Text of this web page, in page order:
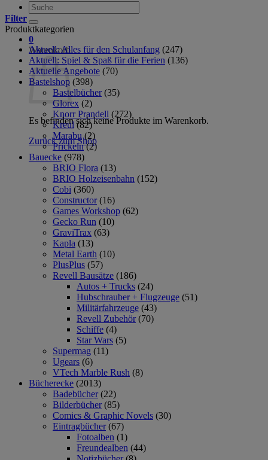
Suche
nach:
0
Warenkorb
Es befinden sich keine Produkte im Warenkorb.
Zurück zum Shop
Filter
Produktkategorien
Aktuell: Alles für den Schulanfang (247)
Aktuell: Spiel & Spaß für die Ferien (136)
Aktuelle Angebote (70)
Bastelshop (398)
Bastelbücher (35)
Glorex (2)
Knorr Prandell (272)
Kreul (82)
Marabu (2)
Prickeln (2)
Bauecke (978)
BRIO Flora (13)
BRIO Holzeisenbahn (152)
Cobi (360)
Constructor (16)
Games Workshop (62)
Gecko Run (10)
GraviTrax (63)
Kapla (13)
Metal Earth (10)
PlusPlus (57)
Revell Bausätze (186)
Autos + Trucks (24)
Hubschrauber + Flugzeuge (51)
Militärfahrzeuge (43)
Revell Zubehör (70)
Schiffe (4)
Star Wars (5)
Supermag (11)
Ugears (6)
VTech Marble Rush (8)
Bücherecke (2013)
Badebücher (22)
Bilderbücher (85)
Comics & Graphic Novels (30)
Eintragbücher (67)
Fotoalben (1)
Freundealben (44)